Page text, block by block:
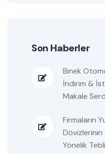
Son Haberler
Binek
İndirim &
Makale
Firmaların
Dövizlerinin
Yönelik